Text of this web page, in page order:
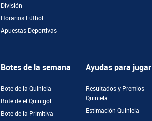
División
Horarios Fútbol
Apuestas Deportivas
Botes de la semana
Bote de la Quiniela
Bote de el Quinigol
Bote de la Primitiva
Ayudas para jugar
Resultados y Premios
Quiniela
Estimación Quiniela